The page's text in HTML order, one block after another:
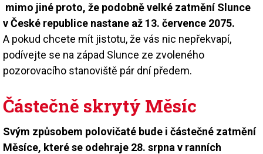
mimo jiné proto, že podobně velké zatmění Slunce
v České republice nastane až 13. července 2075.
A pokud chcete mít jistotu, že vás nic nepřekvapí,
podívejte se na západ Slunce ze zvoleného
pozorovacího stanoviště pár dní předem.
Částečně skrytý Měsíc
Svým způsobem polovičaté bude i částečné zatmění
Měsíce, které se odehraje 28. srpna v ranních